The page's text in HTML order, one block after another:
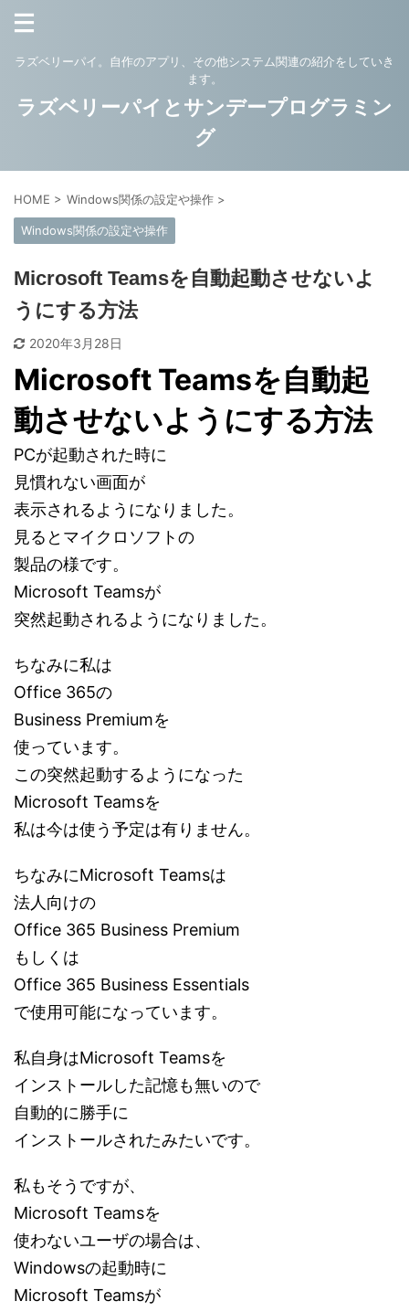
ラズベリーパイ。自作のアプリ、その他システム関連の紹介をしていき
ます。
ラズベリーパイとサンデープログラミン
グ
HOME > Windows関係の設定や操作 >
Windows関係の設定や操作
Microsoft Teamsを自動起動させないよ
うにする方法
2020年3月28日
Microsoft Teamsを自動起
動させないようにする方法
PCが起動された時に
見慣れない画面が
表示されるようになりました。
見るとマイクロソフトの
製品の様です。
Microsoft Teamsが
突然起動されるようになりました。
ちなみに私は
Office 365の
Business Premiumを
使っています。
この突然起動するようになった
Microsoft Teamsを
私は今は使う予定は有りません。
ちなみにMicrosoft Teamsは
法人向けの
Office 365 Business Premium
もしくは
Office 365 Business Essentials
で使用可能になっています。
私自身はMicrosoft Teamsを
インストールした記憶も無いので
自動的に勝手に
インストールされたみたいです。
私もそうですが、
Microsoft Teamsを
使わないユーザの場合は、
Windowsの起動時に
Microsoft Teamsが